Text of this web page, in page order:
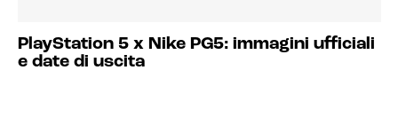
PlayStation 5 x Nike PG5: immagini ufficiali
e date di uscita